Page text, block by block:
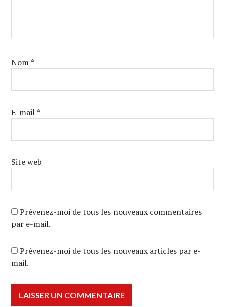
Nom*
E-mail*
Site web
Prévenez-moi de tous les nouveaux commentaires
par e-mail.
Prévenez-moi de tous les nouveaux articles par e-
mail.